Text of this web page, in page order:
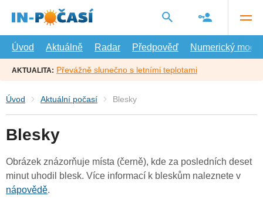
hlavní
Úvod
Aktuálně Radar Předpověď Numerický model
AKTUALITA: Převážně slunečno s letními teplotami
Úvod Aktuální počasí Blesky
Blesky
Obrázek znázorňuje místa (černě), kde za posledních deset
minut uhodil blesk. Více informací k bleskům naleznete v
nápovědě.